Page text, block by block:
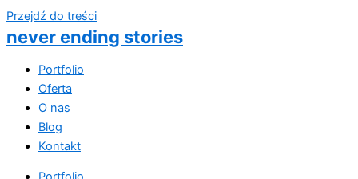
Przejdź do treści
never ending stories
Portfolio
Oferta
O nas
Blog
Kontakt